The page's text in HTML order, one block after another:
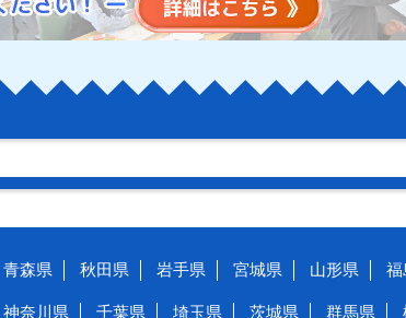
青森県 秋田県 岩手県 宮城県 山形県 福
神奈川県 千葉県 埼玉県 茨城県 群馬県